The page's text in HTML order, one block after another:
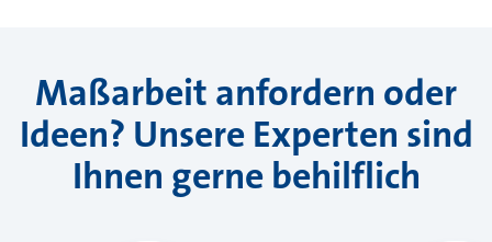
Maßarbeit anfordern oder
Ideen? Unsere Experten sind
Ihnen gerne behilflich